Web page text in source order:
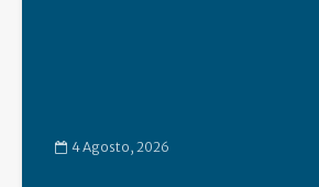
4 Agosto, 2026